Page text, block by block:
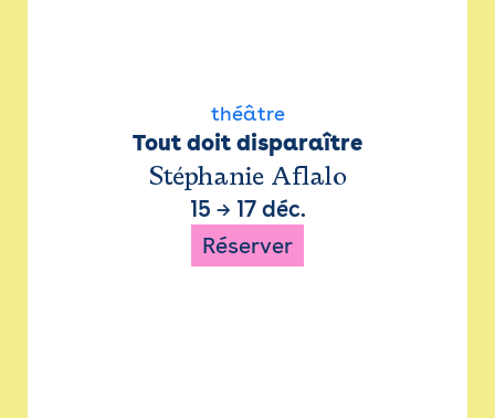
théâtre
Tout doit disparaître
Stéphanie Aflalo
15 → 17 déc.
Réserver